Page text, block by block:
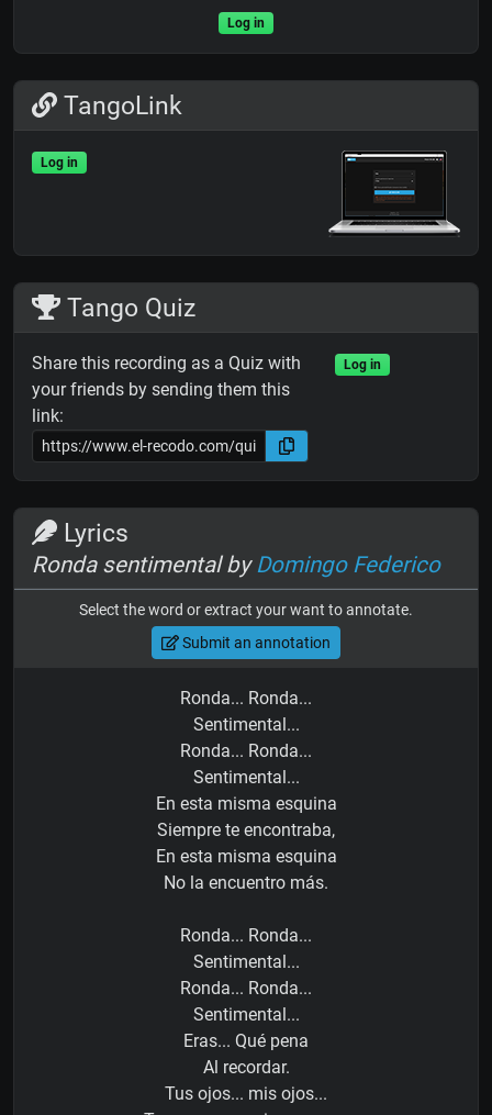
Log in
TangoLink
Log in
Tango Quiz
Share this recording as a Quiz with
your friends by sending them this
link:
Log in
Lyrics
Ronda sentimental byDomingo Federico
Select the word or extract your want to annotate.
Submit an annotation
Ronda... Ronda...
Sentimental...
Ronda... Ronda...
Sentimental...
En esta misma esquina
Siempre te encontraba,
En esta misma esquina
No la encuentro más.
Ronda... Ronda...
Sentimental...
Ronda... Ronda...
Sentimental...
Eras... Qué pena
Al recordar.
Tus ojos... mis ojos...